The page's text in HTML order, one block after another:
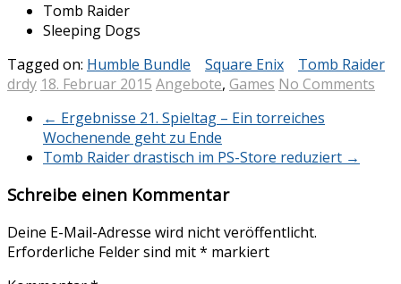
Tomb Raider
Sleeping Dogs
Tagged on: Humble Bundle Square Enix
Tomb Raider
drdy 18. Februar 2015 Angebote, Games No Comments
← Ergebnisse 21. Spieltag – Ein torreiches
Wochenende geht zu Ende
Tomb Raider drastisch im PS-Store reduziert →
Schreibe einen Kommentar
Deine E-Mail-Adresse wird nicht veröffentlicht.
Erforderliche Felder sind mit* markiert